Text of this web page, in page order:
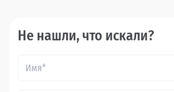
Не нашли, что искали?